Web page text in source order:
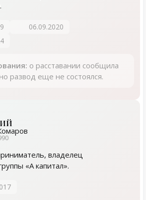
06.09.2020
о расставании сообщила
развод еще не состоялся.
владелец
«А капитал».